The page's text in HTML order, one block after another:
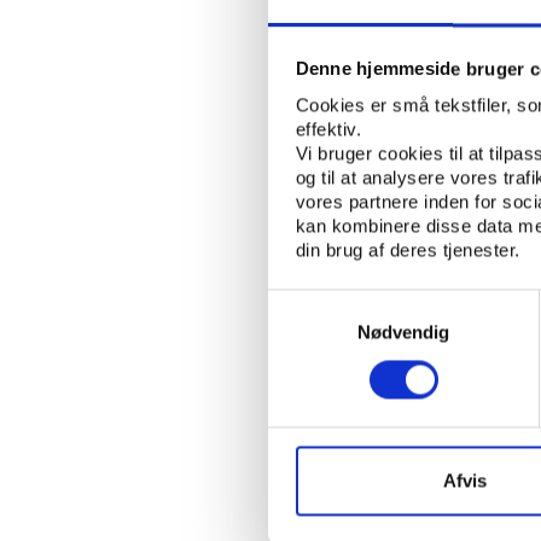
Denne hjemmeside bruger
Cookies er små tekstfiler,
effektiv.
Vi bruger cookies til at
og til at analysere vores
vores partnere inden for
kan kombinere disse data
din brug af deres tjenester.
Nødvendig
Afvis
Men alene det, at et
milliardvirksomheden
den strømning af
netop er planlagt til
IOC-medlem altså
IOC gennemgik efter
som betyder, at IOC i
nationale forbund og
personer, som i
instans repræsenterer.
IOC har takket være
idrætsgrene og byer
idrætspolitisk
mange internationale
skal stå for en
værtskaber for store